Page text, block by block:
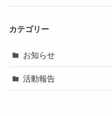
カテゴリー
お知らせ
活動報告